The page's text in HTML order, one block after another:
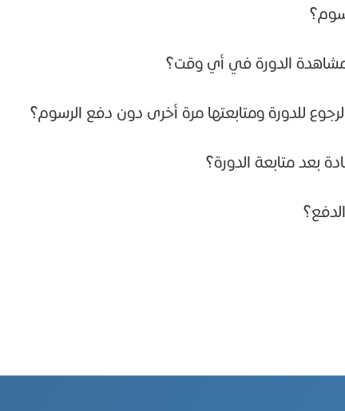
الدورة في أي وقت؟
للدورة ومتابعتها مرة أخرى دون دفع الرسوم؟
بعد متابعة الدورة؟